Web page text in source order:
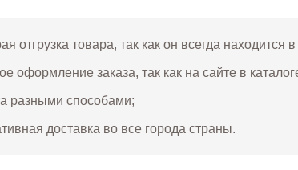
отгрузка товара, так как он всегда
оформление заказа, так как на сайте в
разными способами;
доставка во все города страны.